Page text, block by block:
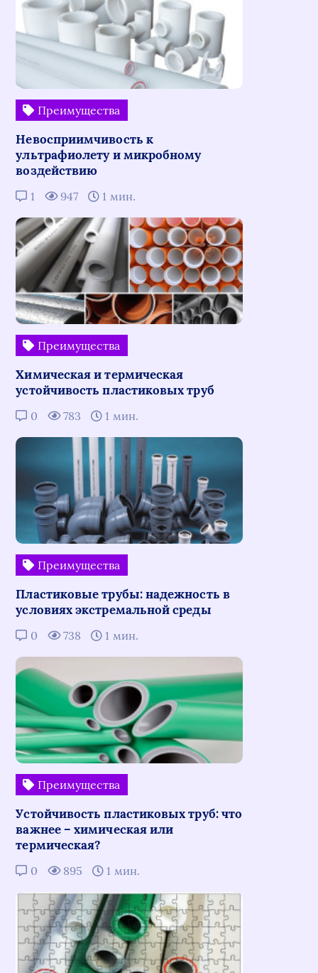
Преимущества
Невосприимчивость к
ультрафиолету и микробному
воздействию
1 947 1 мин.
Преимущества
Химическая и термическая
устойчивость пластиковых труб
0 783 1 мин.
Преимущества
Пластиковые трубы: надежность в
условиях экстремальной среды
0 738 1 мин.
Преимущества
Устойчивость пластиковых труб: что
важнее – химическая или
термическая?
0 895 1 мин.